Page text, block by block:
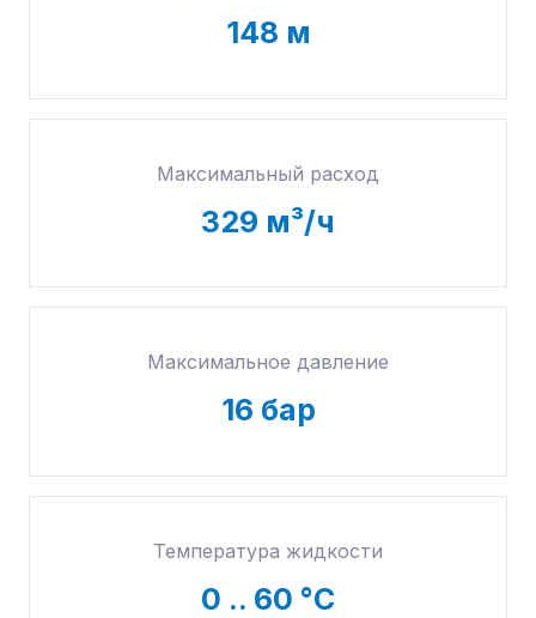
148 м
Максимальный расход
329 м³/ч
Максимальное давление
16 бар
Температура жидкости
0 .. 60 °C